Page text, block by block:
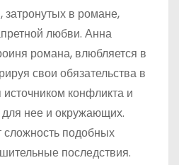
в романе,
любви. Анна
романа, влюбляется в
свои обязательства в
конфликта и
для нее и окружающих.
сложность подобных
последствия.